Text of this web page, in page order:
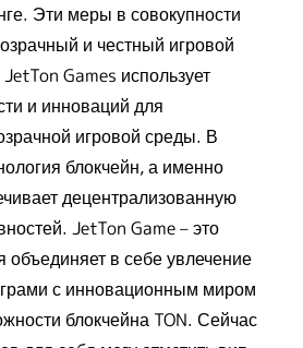
Эти меры в совокупности
и честный игровой
Games использует
и инноваций для
игровой среды. В
блокчейн, а именно
децентрализованную
JetTon Game – это
в себе увлечение
с инновационным миром
блокчейна TON. Сейчас